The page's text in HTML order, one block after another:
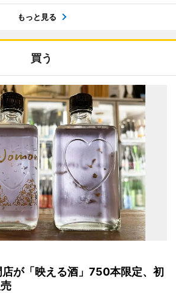
もっと見る
買う
が「映える酒」750本限定、初